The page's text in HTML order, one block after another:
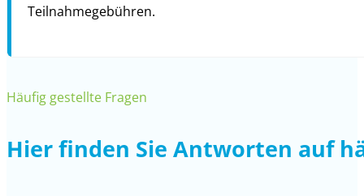
Hier finden Sie Antworten auf
Häufig gestellte Fragen
Teilnahmegebühren.